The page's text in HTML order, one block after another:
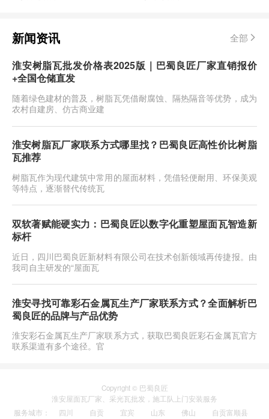
新闻资讯 全部
淮安树脂瓦批发价格表2025版｜巴蜀良匠厂家直销报价
+全国仓储直发
随着绿色建材的普及，树脂瓦凭借耐腐蚀、隔热隔音等优势，成为
农村自建房、仿古商业建
淮安树脂瓦厂家联系方式哪里找？巴蜀良匠高性价比树脂
瓦推荐
树脂瓦作为现代建筑中常用的屋面材料，凭借轻便耐用、环保美观
等特点，逐渐替代传统瓦
双软著赋能硬实力：巴蜀良匠以数字化重塑屋面瓦智造新
标杆
近日，四川巴蜀良匠新材料有限公司在技术创新领域再传捷报。由
我司自主研发的“屋面瓦
淮安寻找可靠彩石金属瓦生产厂家联系方式？全面解析巴
蜀良匠的品牌与产品优势
淮安彩石金属瓦生产厂家联系方式，获取巴蜀良匠彩石金属瓦官方
联系渠道有多个途径。官
Copyright © 巴蜀良匠
淮安屋面瓦厂家 采光瓦批发，施工队上门安装服务
服务城市 ： 四川 自贡 宜宾 山东 佛山 自贡富顺县